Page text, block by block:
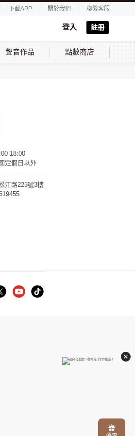
下載APP 關於我們 聯繫客服
登入 註冊
聲音作品 點數商店
18:00
定假日以外
江路223號3樓